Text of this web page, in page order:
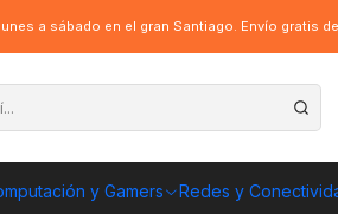
y Gamers Redes y
a sábado en el gran Santiago. Envío gratis
Kit 2 en 1: Aro
ENVÍO GRATIS A